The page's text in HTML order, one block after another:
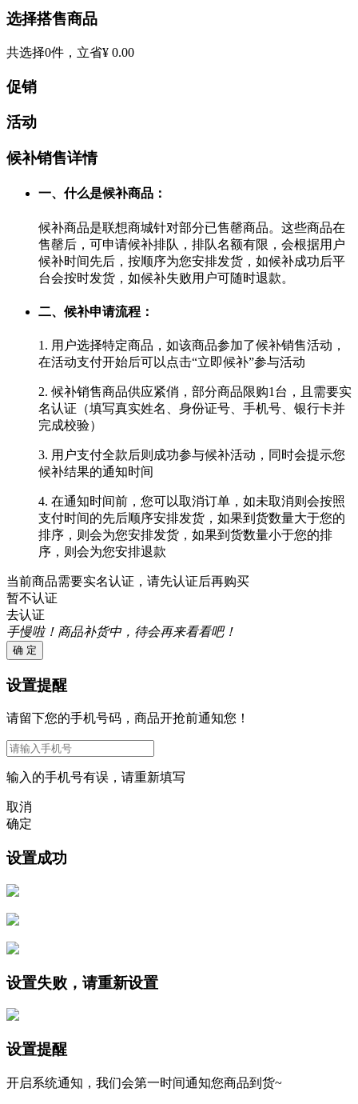
选择搭售商品
共选择0件，立省¥ 0.00
促销
活动
候补销售详情
一、什么是候补商品：
候补商品是联想商城针对部分已售罄商品。这些商品在
售罄后，可申请候补排队，排队名额有限，会根据用户
候补时间先后，按顺序为您安排发货，如候补成功后平
台会按时发货，如候补失败用户可随时退款。
二、候补申请流程：
1. 用户选择特定商品，如该商品参加了候补销售活动，
在活动支付开始后可以点击“立即候补”参与活动
2. 候补销售商品供应紧俏，部分商品限购1台，且需要实
名认证（填写真实姓名、身份证号、手机号、银行卡并
完成校验）
3. 用户支付全款后则成功参与候补活动，同时会提示您
候补结果的通知时间
4. 在通知时间前，您可以取消订单，如未取消则会按照
支付时间的先后顺序安排发货，如果到货数量大于您的
排序，则会为您安排发货，如果到货数量小于您的排
序，则会为您安排退款
当前商品需要实名认证，请先认证后再购买
暂不认证
去认证
手慢啦！商品补货中，待会再来看看吧！
确 定
设置提醒
请留下您的手机号码，商品开抢前通知您！
输入的手机号有误，请重新填写
取消
确定
设置成功
设置失败，请重新设置
设置提醒
开启系统通知，我们会第一时间通知您商品到货~